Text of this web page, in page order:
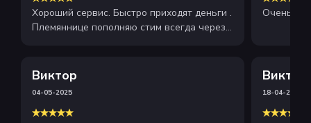
Хороший сервис. Быстро приходят деньги .
Племяннице пополняю стим всегда через
Очень
Виктор
04-05-2025
Виктор
18-04-2025